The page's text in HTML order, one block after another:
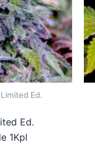
Ed.
Ed.
1Kpl